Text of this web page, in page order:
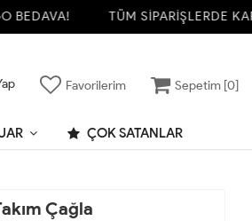
TÜM SİPARİŞLERDE
Favorilerim Sepetim [0]
ÇOK SATANLAR
Çağla